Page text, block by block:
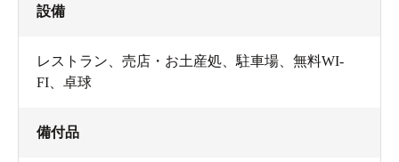
設備
レストラン 売店・お土産処 駐車場
無料WI-
FI
卓球
備付品